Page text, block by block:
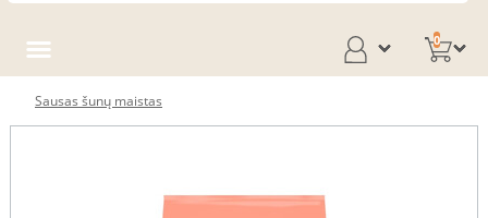
0
Sausas šunų maistas